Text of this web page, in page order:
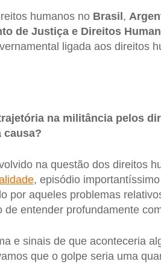
humanos no Brasil,
de Justiça e Direitos
ligada aos direitos
na militância pelos
causa?
na questão dos direitos
, episódio
por aqueles problemas
entender profundamente
e sinais de que aconteceria
que o golpe seria uma